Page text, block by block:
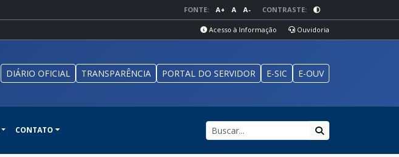
FONTE: A+ A A- CONTRASTE:
Acesso à Informação Ouvidoria
DIÁRIO OFICIAL TRANSPARÊNCIA PORTAL DO SERVIDOR E-SIC E-OUV
CONTATO